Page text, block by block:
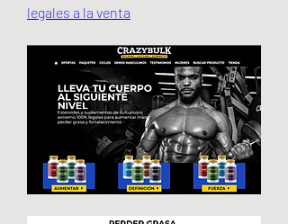
legales a la venta